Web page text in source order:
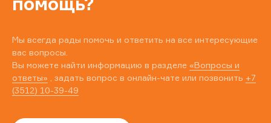
Мы всегда рады помочь и ответить на все интересующие
вас вопросы.
Вы можете найти информацию в разделе «Вопросы и
ответы» , задать вопрос в онлайн-чате или позвонить +7
(3512) 10-39-49